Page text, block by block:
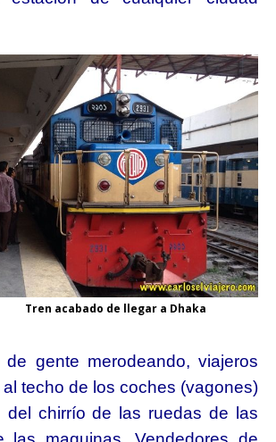
de llegar a Dhaka
de gente merodeando, viajeros
techo de los coches (vagones)
del chirrío de las ruedas de las